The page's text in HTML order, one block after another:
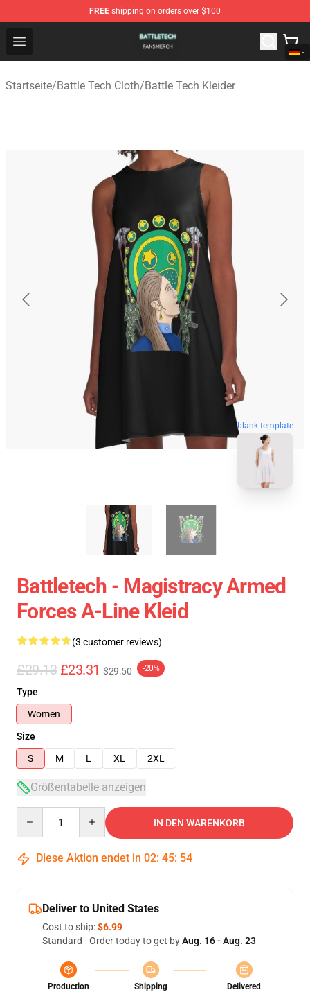
FREE shipping on orders over $100
Open menu
Battle Tech Shop - Official Battle Tech Merchandise Store
Startseite/Battle Tech Cloth/Battle Tech Kleider
blank template
Battletech - Magistracy Armed
Forces A-Line Kleid
(3 customer reviews)
£29.13 £23.31 $29.50 -20%
Type
Women
Size
S
M L XL 2XL
Größentabelle anzeigen
IN DEN WARENKORB
Diese Aktion endet in 02: 45: 54
Deliver to United States
Cost to ship:$6.99
Standard - Order today to get byAug. 16 - Aug. 23
Production
Shipping
Delivered